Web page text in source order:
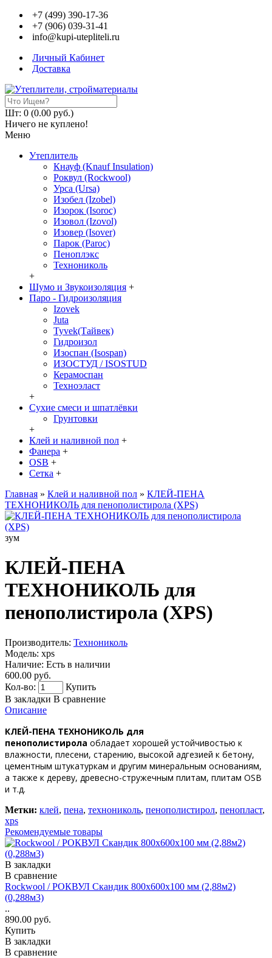
+7 (499) 390-17-36
+7 (906) 039-31-41
info@kupi-utepliteli.ru
Личный Кабинет
Доставка
Шт: 0 (0.00 руб.)
Ничего не куплено!
Меню
Утеплитель
Кнауф (Knauf Insulation)
Роквул (Rockwool)
Урса (Ursa)
Изобел (Izobel)
Изорок (Isoroc)
Изовол (Izovol)
Изовер (Isover)
Парок (Paroс)
Пеноплэкс
Технониколь
+
Шумо и Звукоизоляция +
Паро - Гидроизоляция
Izovek
Juta
Tyvek(Тайвек)
Гидроизол
Изоспан (Isospan)
ИЗОСТУД / ISOSTUD
Керамоспан
Техноэласт
+
Сухие смеси и шпатлёвки
Грунтовки
+
Клей и наливной пол +
Фанера +
OSB +
Сетка +
Главная » Клей и наливной пол » КЛЕЙ-ПЕНА
ТЕХНОНИКОЛЬ для пенополистирола (XPS)
зум
КЛЕЙ-ПЕНА
ТЕХНОНИКОЛЬ для
пенополистирола (XPS)
Производитель: Технониколь
Модель: xps
Наличие: Есть в наличии
600.00 руб.
Кол-во:
Купить
В закладки В сравнение
Описание
КЛЕЙ-ПЕНА ТЕХНОНИКОЛЬ для
пенополистирола обладает хорошей устойчивостью к
влажности, плесени, старению, высокой адгезией к бетону,
цементным штукатуркам и другим минеральным основаниям,
а также к дереву, древесно-стружечным плитам, плитам OSB
и т.д.
Метки: клей, пена, технониколь, пенополистирол, пенопласт,
xps
Рекомендуемые товары
В закладки
В сравнение
Rockwool / РОКВУЛ Скандик 800х600х100 мм (2,88м2)
(0,288м3)
..
890.00 руб.
Купить
В закладки
В сравнение